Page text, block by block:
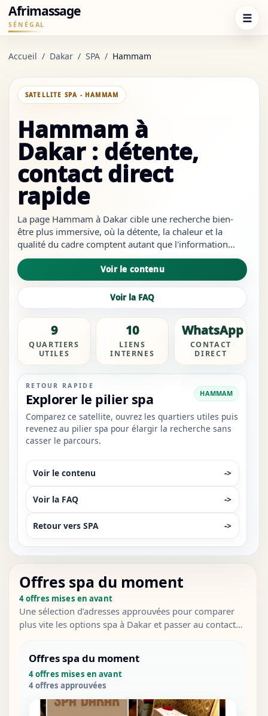
Afrimassage
SÉNÉGAL ☰
Accueil / Dakar / SPA / Hammam
SATELLITE SPA - HAMMAM
Hammam à
Dakar : détente,
contact direct
rapide
La page Hammam à Dakar cible une recherche bien-
être plus immersive, où la détente, la chaleur et la
qualité du cadre comptent autant que l'information
pratique. Elle sert à comparer rapidement les zones les
plus pertinentes et à contacter sans repartir du pilier
spa.À Dakar, comparez les offres, vérifiez le quartier et
contactez directement le prestataire disponible. Dans ce
marché, les visiteurs regardent souvent la prise de
contact WhatsApp, la comparaison des quartiers
premium et la vérification rapide des visuels.
Voir le contenu
Voir la FAQ
9
QUARTIERS
UTILES
10
LIENS
INTERNES
WhatsApp
CONTACT
DIRECT
RETOUR RAPIDE
Explorer le pilier spa HAMMAM
Comparez ce satellite, ouvrez les quartiers utiles puis
revenez au pilier spa pour élargir la recherche sans
casser le parcours.
Voir le contenu ->
Voir la FAQ ->
Retour vers SPA ->
Offres spa du moment
4 offres mises en avant
Une sélection d’adresses approuvées pour comparer
plus vite les options spa à Dakar et passer au contact
Offres spa du moment
4 offres mises en avant
4 offres approuvées